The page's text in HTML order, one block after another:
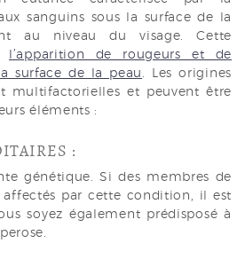
sanguins sous la surface de la
au niveau du visage. Cette
l’apparition de rougeurs et de
surface de la peau . Les origines
multifactorielles et peuvent être
éléments :
:
génétique. Si des membres de
par cette condition, il est
soyez également prédisposé à